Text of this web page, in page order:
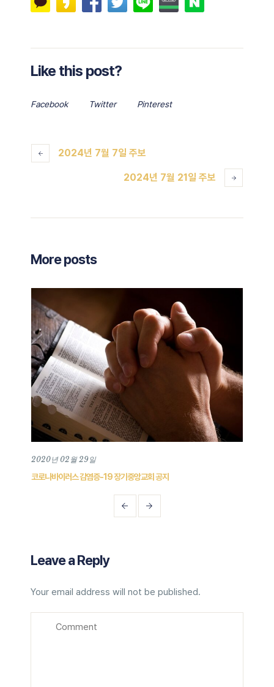
Like this post?
Facebook Twitter Pinterest
2024년 7월 7일 주보
2024년 7월 21일 주보
More posts
2020년 02월 29일
코로나바이러스 감염증-19 장기중앙교회 공지
Leave a Reply
Your email address will not be published.